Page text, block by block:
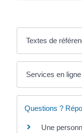
Textes de
Services en
Questions ?
Une